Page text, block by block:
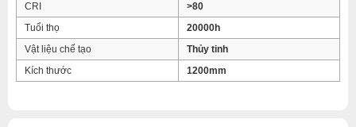
CRI
>80
Tuổi thọ
20000h
Vật liệu chế tạo
Thủy tinh
Kích thước
1200mm